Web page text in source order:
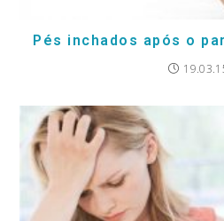
Pés inchados após o